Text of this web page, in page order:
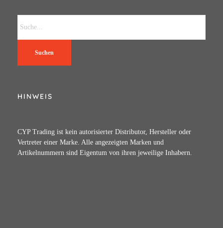
Suchen
HINWEIS
CYP Trading ist kein autorisierter Distributor, Hersteller oder
Vertreter einer Marke. Alle angezeigten Marken und
Artikelnummern sind Eigentum von ihren jeweilige Inhabern.